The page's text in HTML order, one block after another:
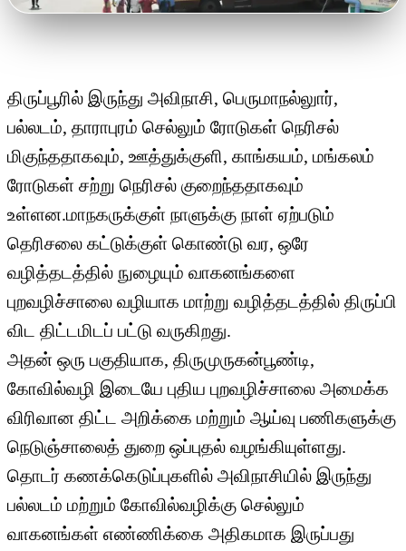
திருப்பூரில் இருந்து அவிநாசி, பெருமாநல்லுார்,
பல்லடம், தாராபுரம் செல்லும் ரோடுகள் நெரிசல்
மிகுந்ததாகவும், ஊத்துக்குளி, காங்கயம், மங்கலம்
ரோடுகள் சற்று நெரிசல் குறைந்ததாகவும்
உள்ளன.மாநகருக்குள் நாளுக்கு நாள் ஏற்படும்
தெரிசலை கட்டுக்குள் கொண்டு வர, ஒரே
வழித்தடத்தில் நுழையும் வாகனங்களை
புறவழிச்சாலை வழியாக மாற்று வழித்தடத்தில் திருப்பி
விட திட்டமிடப் பட்டு வருகிறது.
அதன் ஒரு பகுதியாக, திருமுருகன்பூண்டி,
கோவில்வழி இடையே புதிய புறவழிச்சாலை அமைக்க
விரிவான திட்ட அறிக்கை மற்றும் ஆய்வு பணிகளுக்கு
நெடுஞ்சாலைத் துறை ஒப்புதல் வழங்கியுள்ளது.
தொடர் கணக்கெடுப்புகளில் அவிநாசியில் இருந்து
பல்லடம் மற்றும் கோவில்வழிக்கு செல்லும்
வாகனங்கள் எண்ணிக்கை அதிகமாக இருப்பது